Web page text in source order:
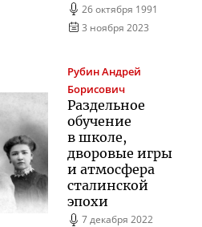
26 октября 1991
3 ноября 2023
РубинАндрей
Борисович
Раздельное
обучение
в школе,
дворовые игры
и атмосфера
сталинской
эпохи
7 декабря 2022